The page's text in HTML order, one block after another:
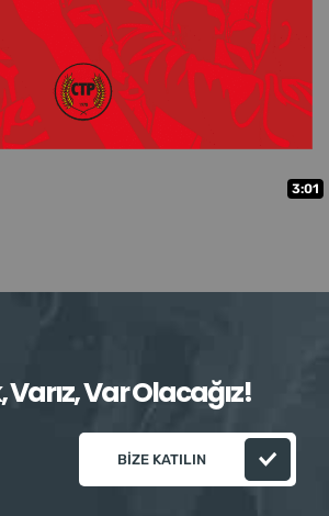
3:01
Varız, Var Olacağız!
BIZE KATILIN